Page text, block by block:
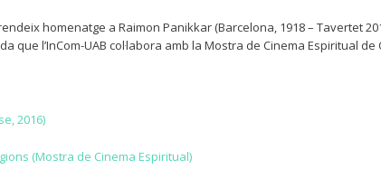
homenatge a Raimon Panikkar (Barcelona, 1918 – Tavertet
que l’InCom-UAB col·labora amb la Mostra de Cinema Espiritual de
2016)
(Mostra de Cinema Espiritual)